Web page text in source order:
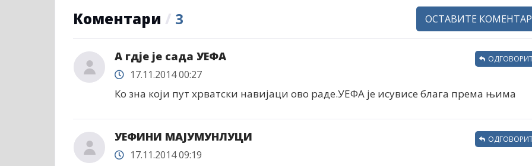
Коментари / 3 ОСТАВИТЕ КОМЕНТАР
А гдје је сада УЕФА
17.11.2014 00:27
Ко зна који пут хрватски навијаци ово раде.УЕФА је исувисе блага према њима
УЕФИНИ МАЈУМУНЛУЦИ
17.11.2014 09:19